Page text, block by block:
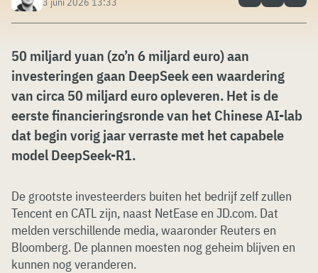
50 miljard yuan (zo’n 6 miljard euro) aan
investeringen gaan DeepSeek een waardering
van circa 50 miljard euro opleveren. Het is de
eerste financieringsronde van het Chinese AI-lab
dat begin vorig jaar verraste met het capabele
model DeepSeek-R1.
De grootste investeerders buiten het bedrijf zelf zullen
Tencent en CATL zijn, naast NetEase en JD.com. Dat
melden verschillende media, waaronder Reuters en
Bloomberg. De plannen moesten nog geheim blijven en
kunnen nog veranderen.